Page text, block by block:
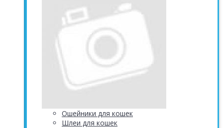
Ошейники для кошек
Шлеи для кошек